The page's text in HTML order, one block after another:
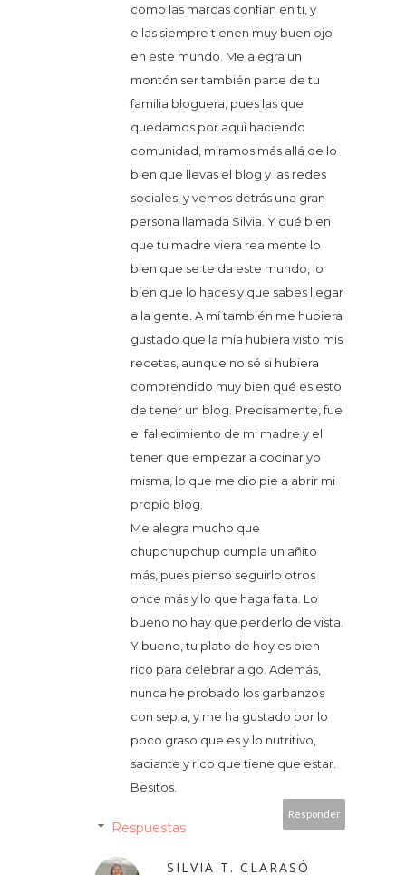
como las marcas confían en ti, y
ellas siempre tienen muy buen ojo
en este mundo. Me alegra un
montón ser también parte de tu
familia bloguera, pues las que
quedamos por aquí haciendo
comunidad, miramos más allá de lo
bien que llevas el blog y las redes
sociales, y vemos detrás una gran
persona llamada Silvia. Y qué bien
que tu madre viera realmente lo
bien que se te da este mundo, lo
bien que lo haces y que sabes llegar
a la gente. A mí también me hubiera
gustado que la mía hubiera visto mis
recetas, aunque no sé si hubiera
comprendido muy bien qué es esto
de tener un blog. Precisamente, fue
el fallecimiento de mi madre y el
tener que empezar a cocinar yo
misma, lo que me dio pie a abrir mi
propio blog.
Me alegra mucho que
chupchupchup cumpla un añito
más, pues pienso seguirlo otros
once más y lo que haga falta. Lo
bueno no hay que perderlo de vista.
Y bueno, tu plato de hoy es bien
rico para celebrar algo. Además,
nunca he probado los garbanzos
con sepia, y me ha gustado por lo
poco graso que es y lo nutritivo,
saciante y rico que tiene que estar.
Besitos.
Responder
Respuestas
SILVIA T. CLARASÓ